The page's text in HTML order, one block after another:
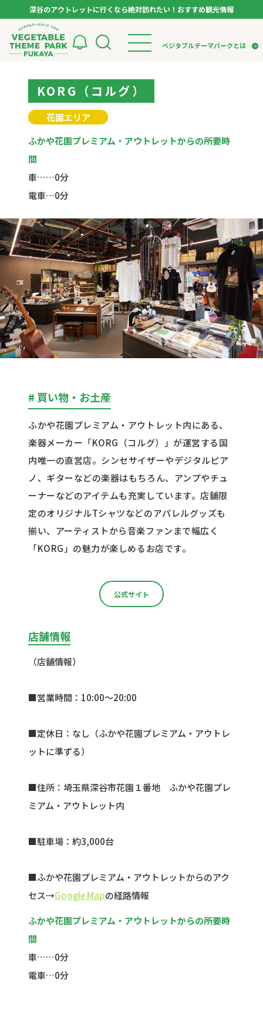
深谷のアウトレットに行くなら絶対訪れたい！おすすめ観光情報
ベジタブルテーマパークとは
トップページ
モデルコース
スポット
体験
特集記事
VTPキャストミーティング
アンバサダー
お役立ち情報
KORG（コルグ）
花園エリア
ふかや花園プレミアム・アウトレットからの所要時
間
車……0分
電車…0分
# 買い物・お土産
ふかや花園プレミアム・アウトレット内にある、
楽器メーカー「KORG （コルグ）」が運営する国
内唯一の直営店。シンセサイザーやデジタルピア
ノ、ギターなどの楽器はもちろん、アンプやチュ
ーナーなどのアイテムも充実しています。店舗限
定のオリジナルTシャツなどのアパレルグッズも
揃い、アーティストから音楽ファンまで幅広く
「KORG 」の魅力が楽しめるお店です。
公式サイト
店舗情報
（店舗情報）
■営業時間： 10:00～20:00
■定休日：なし（ふかや花園プレミアム・アウトレ
ットに準ずる）
■住所：埼玉県深谷市花園１番地 ふかや花園プレ
ミアム・アウトレット内
■駐車場：約3,000台
■ふかや花園プレミアム・アウトレットからのアク
セス→Google Mapの経路情報
ふかや花園プレミアム・アウトレットからの所要時
間
車……0分
電車…0分